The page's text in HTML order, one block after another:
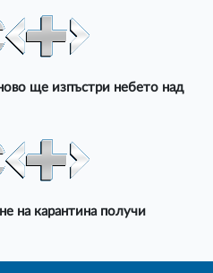
ще изпъстри небето над
на карантина получи